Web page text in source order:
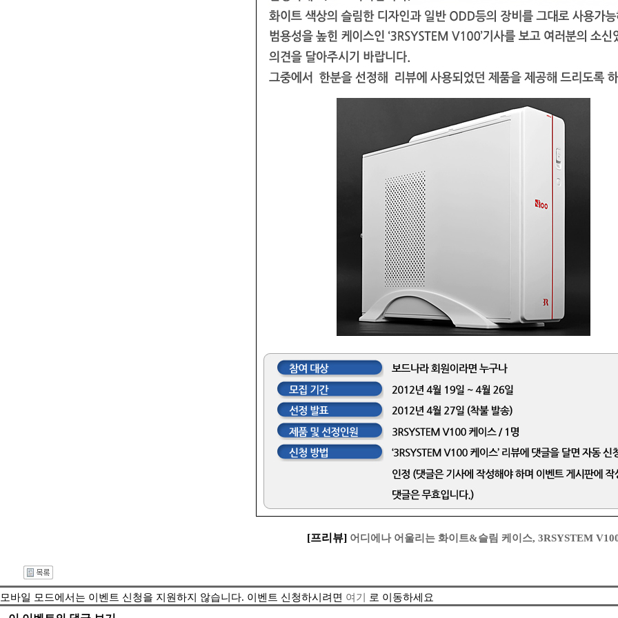
[프리뷰] 어디에나 어울리는 화이트&슬림 케이스, 3RSYSTEM
모바일 모드에서는 이벤트 신청을 지원하지 않습니다. 이벤트 신청하시려면 여기 로 이동하세요